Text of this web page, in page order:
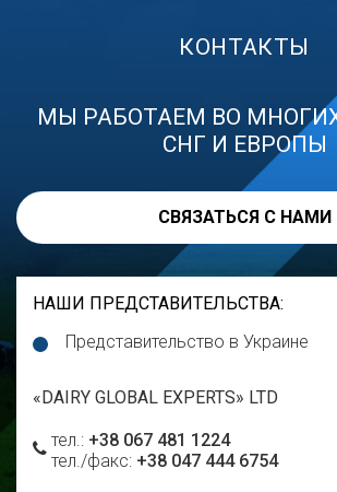
КОНТАКТЫ
МЫ РАБОТАЕМ ВО
СНГ И ЕВРОПЫ
СВЯЗАТЬСЯ С НАМИ
НАШИ ПРЕДСТАВИТЕЛЬСТВА:
Представительство в Украине
«DAIRY GLOBAL EXPERTS» LTD
тел.: +38 067 481 1224
тел./факс: +38 047 444 6754